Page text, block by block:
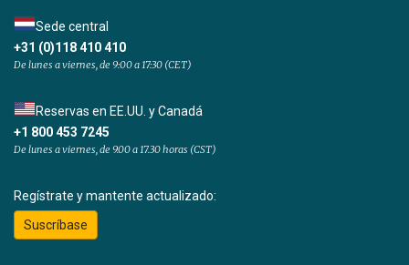
Sede central
+31 (0)118 410 410
De lunes a viernes, de 9:00 a 17:30 (CET)
Reservas en EE.UU. y Canadá
+1 800 453 7245
De lunes a viernes, de 9.00 a 17.30 horas (CST)
Regístrate y mantente actualizado:
Suscríbase